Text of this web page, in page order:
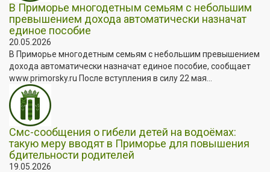
В Приморье многодетным семьям с небольшим
превышением дохода автоматически назначат
единое пособие
20.05.2026
В Приморье многодетным семьям с небольшим превышением
дохода автоматически назначат единое пособие, сообщает
www.primorsky.ru После вступления в силу 22 мая...
Смс-сообщения о гибели детей на водоёмах:
такую меру вводят в Приморье для повышения
бдительности родителей
19.05.2026